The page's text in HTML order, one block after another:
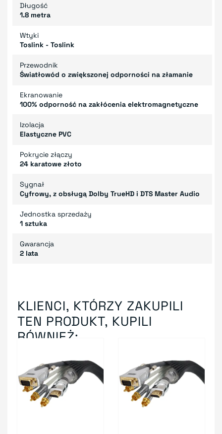
Długość
1.8 metra
Wtyki
Toslink - Toslink
Przewodnik
Światłowód o zwiększonej odporności na złamanie
Ekranowanie
100% odporność na zakłócenia elektromagnetyczne
Izolacja
Elastyczne PVC
Pokrycie złączy
24 karatowe złoto
Sygnał
Cyfrowy, z obsługą Dolby TrueHD i DTS Master Audio
Jednostka sprzedaży
1 sztuka
Gwarancja
2 lata
KLIENCI, KTÓRZY ZAKUPILI
TEN PRODUKT, KUPILI
RÓWNIEŻ: